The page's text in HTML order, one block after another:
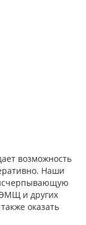
возможность
Наши
и других
оказать